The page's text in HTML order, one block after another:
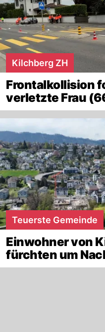
Kilchberg ZH
Frontalkollision
verletzte Frau
Teuerste Gemeinde
Einwohner von
fürchten um